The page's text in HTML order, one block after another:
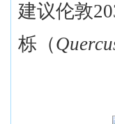
建议伦敦
栎 （